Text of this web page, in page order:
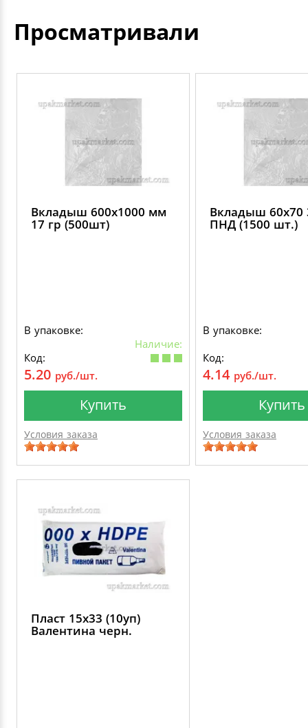
Просматривали
Вкладыш 600х1000 мм
17 гр (500шт)
В упаковке:
Наличие:
Код:
5.20 руб./шт.
Купить
Условия заказа
Вкладыш 60х70
ПНД (1500 шт.)
В упаковке:
Код:
4.14 руб./шт.
Купить
Условия заказа
Пласт 15х33 (10уп)
Валентина черн.